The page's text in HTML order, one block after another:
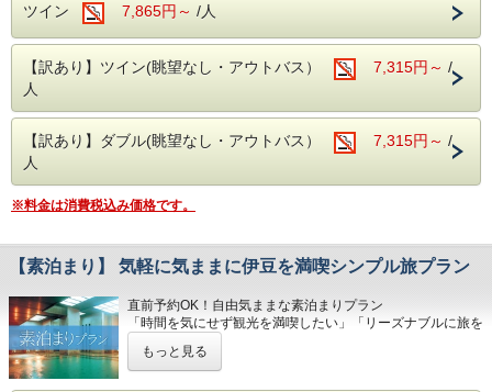
・チェックインは15時！
上、18時までにご到着ください。
・チェックアウトは嬉しい11時！
※2026年7月18日(土)～2026年8月29日(土)のご宿泊はチェ
■ご夕食
旬の素材にこだわった和・洋・中のバイキング料理
※夕食時間は当日ご宿泊のお客様の人数で変動する為、詳し
いお時間については当日ホテルへ直接お問合せ下さい。
■ご朝食
和洋のバイキング ソフトドリンク飲み放題！
​■駐車場
駐車場を分散しご用意しております。ご到着の際は直接フロ
ント近くまでお車でお越しください。
マイクロバス（中型車以上）を駐車希望の方はホテルへ直接
ツイン 7,865円～ /人
【訳あり】ツイン(眺望なし・アウトバス） 7,315円～ /
人
【訳あり】ダブル(眺望なし・アウトバス） 7,315円～ /
人
※料金は消費税込み価格です。
【素泊まり】 気軽に気ままに伊豆を満喫シンプル旅プラン
直前予約OK！自由気ままな素泊まりプラン
「時間を気にせず観光を満喫したい」「リーズナブルに旅を
プランです！
もっと見る